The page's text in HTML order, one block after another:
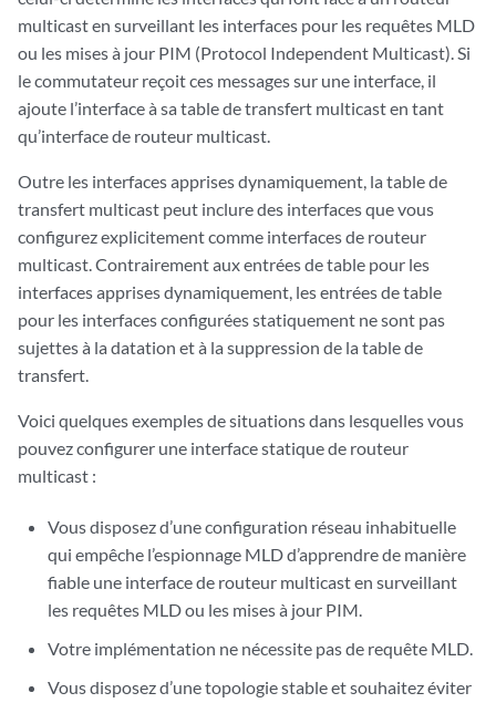
multicast en surveillant les interfaces pour les requêtes MLD
ou les mises à jour PIM (Protocol Independent Multicast). Si
le commutateur reçoit ces messages sur une interface, il
ajoute l’interface à sa table de transfert multicast en tant
qu’interface de routeur multicast.
Outre les interfaces apprises dynamiquement, la table de
transfert multicast peut inclure des interfaces que vous
configurez explicitement comme interfaces de routeur
multicast. Contrairement aux entrées de table pour les
interfaces apprises dynamiquement, les entrées de table
pour les interfaces configurées statiquement ne sont pas
sujettes à la datation et à la suppression de la table de
transfert.
Voici quelques exemples de situations dans lesquelles vous
pouvez configurer une interface statique de routeur
multicast :
Vous disposez d’une configuration réseau inhabituelle
qui empêche l’espionnage MLD d’apprendre de manière
fiable une interface de routeur multicast en surveillant
les requêtes MLD ou les mises à jour PIM.
Votre implémentation ne nécessite pas de requête MLD.
Vous disposez d’une topologie stable et souhaitez éviter